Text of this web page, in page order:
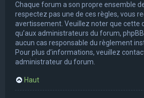
Chaque forum a son propre ensemble
respectez pas une de ces règles, vous
avertissement. Veuillez noter que cette
qu’aux administrateurs du forum,
aucun cas responsable du règlement
Pour plus d’informations, veuillez
administrateur du forum.
Haut